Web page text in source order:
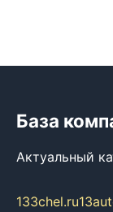
База
Актуальный
133chel.ru